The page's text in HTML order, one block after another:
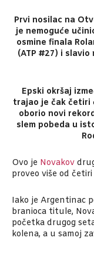
Prvi nosilac na
je nemoguće
osmine finala
(ATP #27) i
Epski okršaj
trajao je čak četiri
oborio novi
slem pobeda u
Ovo je Novakov
proveo više od četiri
Iako je Argentinac
branioca titule,
početka drugog
kolena, a u samoj